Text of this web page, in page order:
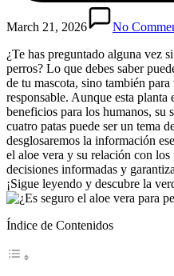
March 21, 2026
No
¿Te has preguntado alguna vez si
perros? Lo que debes saber
de tu mascota, sino también
responsable. Aunque esta
beneficios para los humanos, su
cuatro patas puede ser un tema
desglosaremos la información
el aloe vera y su relación con los
decisiones informadas y
¡Sigue leyendo y descubre la
Índice de Contenidos